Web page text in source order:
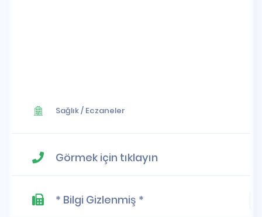
Sağlık/ Eczaneler
Görmek için tıklayın
* Bilgi Gizlenmiş *